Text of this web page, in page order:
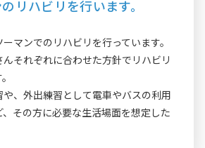
リハビリを行います。
マンでのリハビリを行っています。
それぞれに合わせた方針でリハビリ
、外出練習として電車やバスの利用
その方に必要な生活場面を想定した